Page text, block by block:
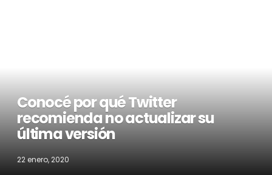
Conocé por qué Twitter
recomienda no actualizar su
última versión
22 enero, 2020